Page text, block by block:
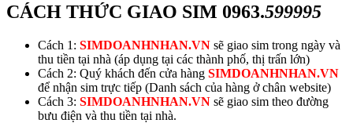
CÁCH THỨC GIAO SIM 0963.599995
Cách 1: SIMDOANHNHAN.VN sẽ giao sim trong ngày và
thu tiền tại nhà (áp dụng tại các thành phố, thị trấn lớn)
Cách 2: Quý khách đến cửa hàng SIMDOANHNHAN.VN
để nhận sim trực tiếp (Danh sách của hàng ở chân website)
Cách 3: SIMDOANHNHAN.VN sẽ giao sim theo đường
bưu điện và thu tiền tại nhà.